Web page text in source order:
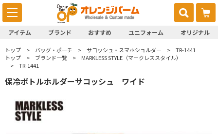
アイテム ブランド おすすめ ユニフォーム オリジナル
トップ バッグ・ポーチ サコッシュ・スマホショルダー
TR-1441
トップ
ブランド一覧
MARKLESS STYLE（マークレススタイル）
TR-1441
保冷ボトルホルダーサコッシュ ワイド